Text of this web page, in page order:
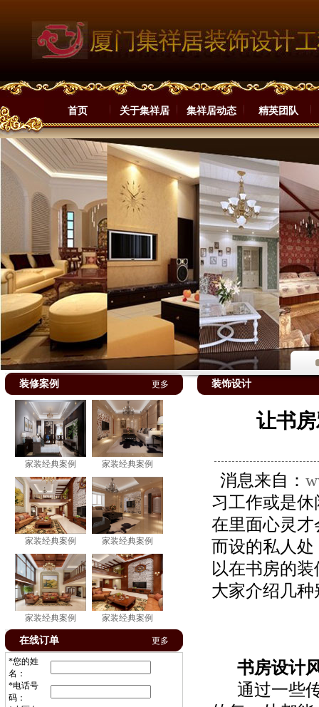
首页 关于集祥居 集祥居动态 精英团队
装饰设计
让书
消息来自：
习工作或是
在里面心灵
而设的私人
以在书房的
大家介绍几
书房设计
通过一些传
装修案例 更多
家装经典案例 家装经典案例
家装经典案例 家装经典案例
家装经典案例 家装经典案例
在线订单 更多
*您的姓
名：
*电话号
码：